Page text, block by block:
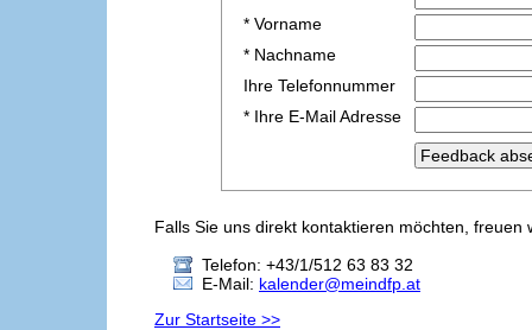
* Vorname
* Nachname
Ihre Telefonnummer
* Ihre E-Mail Adresse
Falls Sie uns direkt kontaktieren möchten,
Telefon: +43/1/512 63 83 32
E-Mail: kalender@meindfp.at
Zur Startseite >>